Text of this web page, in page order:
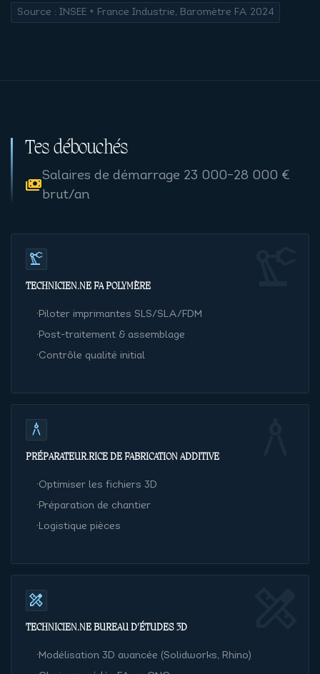
Source : INSEE + France Industrie, Baromètre FA 2024
Tes débouchés
paymentsSalaires de démarrage 23 000–28 000 €
brut/an
precision_manufacturing
TECHNICIEN·NE FA POLYMÈRE
·Piloter imprimantes SLS/SLA/FDM
·Post-traitement & assemblage
·Contrôle qualité initial
architecture
PRÉPARATEUR·RICE DE FABRICATION ADDITIVE
·Optimiser les fichiers 3D
·Préparation de chantier
·Logistique pièces
design_services
TECHNICIEN·NE BUREAU D'ÉTUDES 3D
·Modélisation 3D avancée (Solidworks, Rhino)